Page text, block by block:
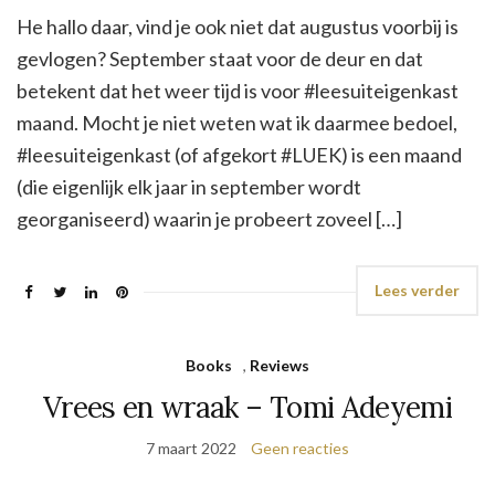
He hallo daar, vind je ook niet dat augustus voorbij is
gevlogen? September staat voor de deur en dat
betekent dat het weer tijd is voor #leesuiteigenkast
maand. Mocht je niet weten wat ik daarmee bedoel,
#leesuiteigenkast (of afgekort #LUEK) is een maand
(die eigenlijk elk jaar in september wordt
georganiseerd) waarin je probeert zoveel […]
Lees verder
Books , Reviews
Vrees en wraak – Tomi Adeyemi
7 maart 2022 Geen reacties